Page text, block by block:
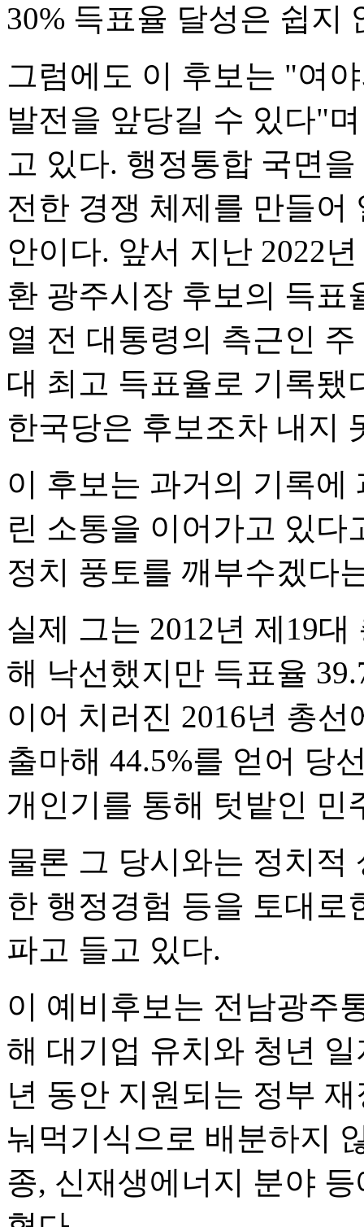
30% 득표율 달성은 쉽지
그럼에도 이 후보는 "여
발전을 앞당길 수 있다"
고 있다. 행정통합 국면
전한 경쟁 체제를 만들어
안이다. 앞서 지난 2022
환 광주시장 후보의 득표
열 전 대통령의 측근인
대 최고 득표율로 기록됐
한국당은 후보조차 내지
이 후보는 과거의 기록에
린 소통을 이어가고 있다
정치 풍토를 깨부수겠다
실제 그는 2012년 제19
해 낙선했지만 득표율
이어 치러진 2016년 총
출마해 44.5%를 얻어 당
개인기를 통해 텃밭인 민
물론 그 당시와는 정치적
한 행정경험 등을 토대
파고 들고 있다.
이 예비후보는 전남광주
해 대기업 유치와 청년
년 동안 지원되는 정부
눠먹기식으로 배분하지
종, 신재생에너지 분야